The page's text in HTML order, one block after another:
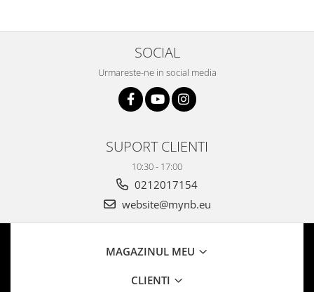
SOCIAL
Urmareste-ne in social media
SUPORT CLIENTI
10:30 - 17:00
0212017154
website@mynb.eu
MAGAZINUL MEU
CLIENTI